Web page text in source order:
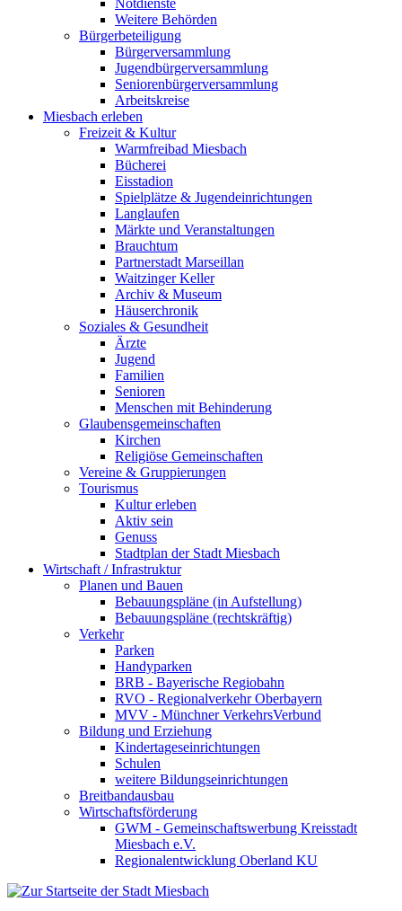
Notdienste
Weitere Behörden
Bürgerbeteiligung
Bürgerversammlung
Jugendbürgerversammlung
Seniorenbürgerversammlung
Arbeitskreise
Miesbach erleben
Freizeit & Kultur
Warmfreibad Miesbach
Bücherei
Eisstadion
Spielplätze & Jugendeinrichtungen
Langlaufen
Märkte und Veranstaltungen
Brauchtum
Partnerstadt Marseillan
Waitzinger Keller
Archiv & Museum
Häuserchronik
Soziales & Gesundheit
Ärzte
Jugend
Familien
Senioren
Menschen mit Behinderung
Glaubensgemeinschaften
Kirchen
Religiöse Gemeinschaften
Vereine & Gruppierungen
Tourismus
Kultur erleben
Aktiv sein
Genuss
Stadtplan der Stadt Miesbach
Wirtschaft / Infrastruktur
Planen und Bauen
Bebauungspläne (in Aufstellung)
Bebauungspläne (rechtskräftig)
Verkehr
Parken
Handyparken
BRB - Bayerische Regiobahn
RVO - Regionalverkehr Oberbayern
MVV - Münchner VerkehrsVerbund
Bildung und Erziehung
Kindertageseinrichtungen
Schulen
weitere Bildungseinrichtungen
Breitbandausbau
Wirtschaftsförderung
GWM - Gemeinschaftswerbung Kreisstadt
Miesbach e.V.
Regionalentwicklung Oberland KU